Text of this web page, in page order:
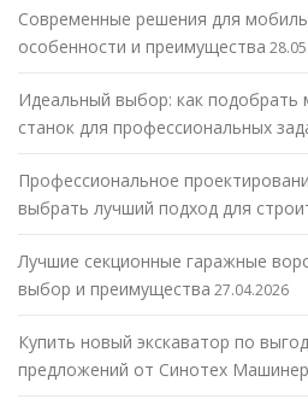
Современные решения для
особенности и преимущества
Идеальный выбор: как подобрать
станок для профессиональных
Профессиональное
выбрать лучший подход для
Лучшие секционные гаражные
выбор и преимущества 27.04.2026
Купить новый экскаватор по
предложений от Синотех